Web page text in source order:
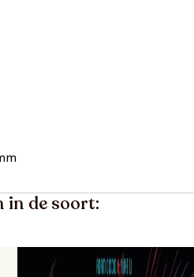
in de soort: